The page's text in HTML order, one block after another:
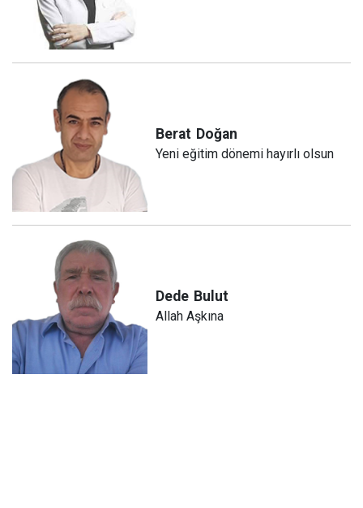
Berat Doğan
Yeni eğitim dönemi hayırlı olsun
Dede Bulut
Allah Aşkına